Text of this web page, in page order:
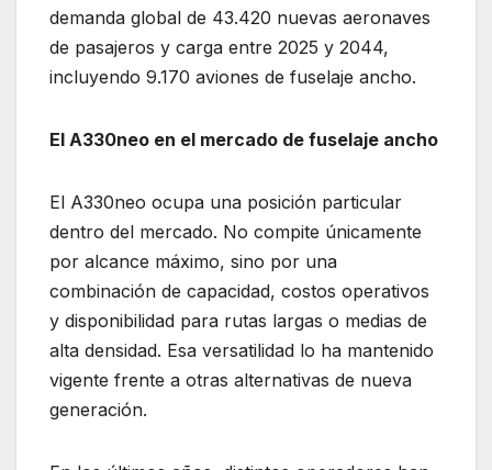
demanda global de 43.420 nuevas aeronaves
de pasajeros y carga entre 2025 y 2044,
incluyendo 9.170 aviones de fuselaje ancho.
El A330neo en el mercado de fuselaje ancho
El A330neo ocupa una posición particular
dentro del mercado. No compite únicamente
por alcance máximo, sino por una
combinación de capacidad, costos operativos
y disponibilidad para rutas largas o medias de
alta densidad. Esa versatilidad lo ha mantenido
vigente frente a otras alternativas de nueva
generación.